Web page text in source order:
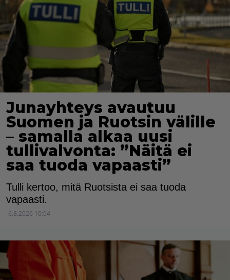
Junayhteys avautuu
Suomen ja Ruotsin välille
– samalla alkaa uusi
tullivalvonta: ”Näitä ei
saa tuoda vapaasti”
Tulli kertoo, mitä Ruotsista ei saa tuoda
vapaasti.
6.8.2026 10:04